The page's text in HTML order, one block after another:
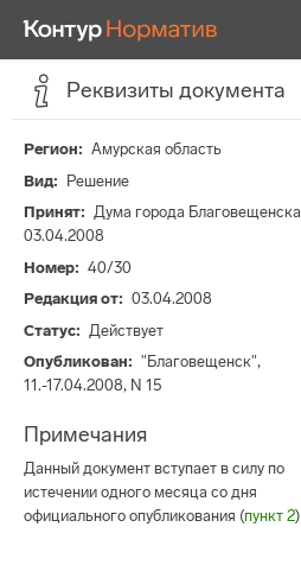
Реквизиты документа
Регион
Амурская область
Вид
Решение
Принят
Дума города Благовещенска
03.04.2008
Номер
40/30
Редакция от
03.04.2008
Статус
Действует
Опубликован
"Благовещенск",
11.-17.04.2008, N 15
Примечания
Данный документ вступает в силу по
истечении одного месяца со дня
официального опубликования (пункт 2)